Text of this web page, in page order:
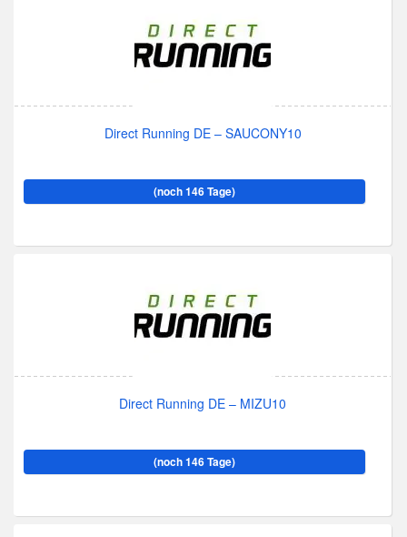
Direct Running DE – SAUCONY10
(noch 146 Tage)
Direct Running DE – MIZU10
(noch 146 Tage)